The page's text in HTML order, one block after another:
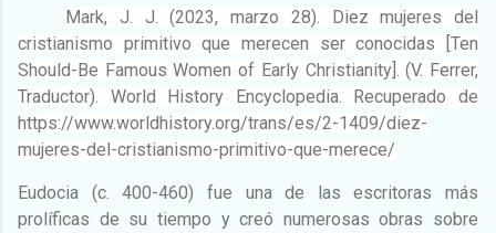
Mark, J. J. (2023, marzo 28). Diez mujeres del
cristianismo primitivo que merecen ser conocidas [Ten
Should-Be Famous Women of Early Christianity]. (V. Ferrer,
Traductor). World History Encyclopedia. Recuperado de
https://www.worldhistory.org/trans/es/2-1409/diez-
mujeres-del-cristianismo-primitivo-que-merece/
Eudocia (c. 400-460) fue una de las escritoras más
prolíficas de su tiempo y creó numerosas obras sobre